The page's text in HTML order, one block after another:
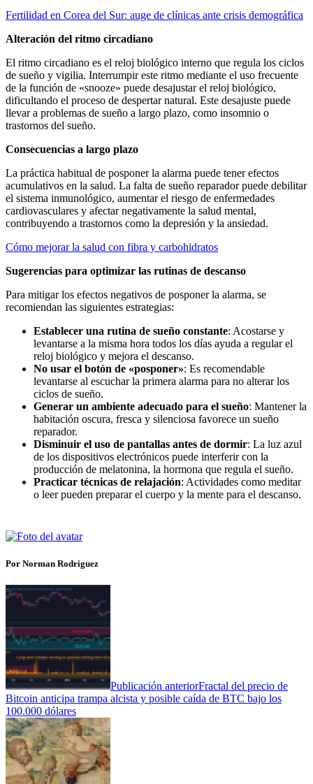
Fertilidad en Corea del Sur: auge de clínicas ante crisis demográfica
Alteración del ritmo circadiano
El ritmo circadiano es el reloj biológico interno que regula los ciclos
de sueño y vigilia. Interrumpir este ritmo mediante el uso frecuente
de la función de «snooze» puede desajustar el reloj biológico,
dificultando el proceso de despertar natural. Este desajuste puede
llevar a problemas de sueño a largo plazo, como insomnio o
trastornos del sueño.
Consecuencias a largo plazo
La práctica habitual de posponer la alarma puede tener efectos
acumulativos en la salud. La falta de sueño reparador puede debilitar
el sistema inmunológico, aumentar el riesgo de enfermedades
cardiovasculares y afectar negativamente la salud mental,
contribuyendo a trastornos como la depresión y la ansiedad.
Cómo mejorar la salud con fibra y carbohidratos
Sugerencias para optimizar las rutinas de descanso
Para mitigar los efectos negativos de posponer la alarma, se
recomiendan las siguientes estrategias:
Establecer una rutina de sueño constante: Acostarse y
levantarse a la misma hora todos los días ayuda a regular el
reloj biológico y mejora el descanso.
No usar el botón de «posponer»: Es recomendable
levantarse al escuchar la primera alarma para no alterar los
ciclos de sueño.
Generar un ambiente adecuado para el sueño: Mantener la
habitación oscura, fresca y silenciosa favorece un sueño
reparador.
Disminuir el uso de pantallas antes de dormir: La luz azul
de los dispositivos electrónicos puede interferir con la
producción de melatonina, la hormona que regula el sueño.
Practicar técnicas de relajación: Actividades como meditar
o leer pueden preparar el cuerpo y la mente para el descanso.
Por Norman Rodriguez
Publicación anteriorFractal del precio de
Bitcoin anticipa trampa alcista y posible caída de BTC bajo los
100.000 dólares